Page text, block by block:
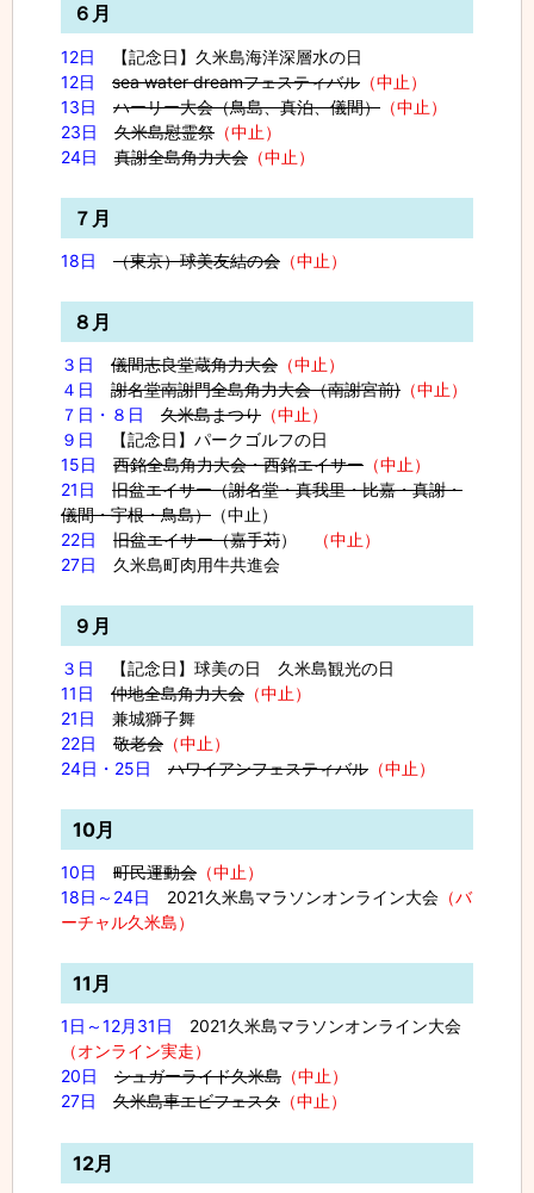
６月
12日
【記念日】久米島海洋深層水の日
12日
sea water dreamフェスティバル （中止）
13日
ハーリー大会（鳥島、真泊、儀間） （中止）
23日
久米島慰霊祭 （中止）
24日
真謝全島角力大会 （中止）
７月
18日 （東京）球美友結の会 （中止）
８月
３日 儀間志良堂蔵角力大会 （中止）
４日
謝名堂南謝門全島角力大会（南謝宮前) （中止）
７日・８日
久米島まつり （中止）
９日
【記念日】パークゴルフの日
15日
西銘全島角力大会・西銘エイサー （中止）
21日
旧盆エイサー（謝名堂・真我里・比嘉・真謝・
儀間・宇根・鳥島） （中止）
22日
旧盆エイサー（嘉手苅）
（中止）
27日
久米島町肉用牛共進会
９月
３日
【記念日】球美の日 久米島観光の日
11日
仲地全島角力大会 （中止）
21日
兼城獅子舞
22日
敬老会 （中止）
24日・25日
ハワイアンフェスティバル （中止）
10月
10日 町民運動会 （中止）
18日～24日 2021久米島マラソンオンライン大会 （バ
ーチャル久米島）
11月
1日～12月31日
2021久米島マラソンオンライン大会
（オンライン実走）
20日
シュガーライド久米島 （中止）
27日
久米島車エビフェスタ （中止）
12月